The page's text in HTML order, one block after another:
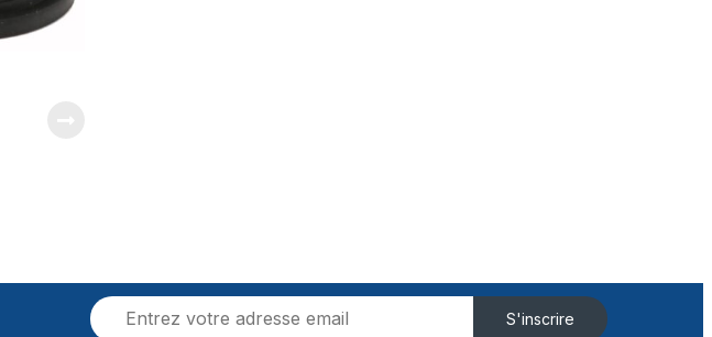
S'inscrire